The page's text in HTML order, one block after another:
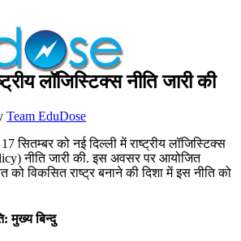
लॉजिस्टिक्स नीति जारी की
Team EduDose
सितम्बर को नई दिल्ली में राष्ट्रीय लॉजिस्टिक्स
नीति जारी की. इस अवसर पर आयोजित
को विकसित राष्ट्र बनाने की दिशा में इस नीति को
मुख्य बिन्दु